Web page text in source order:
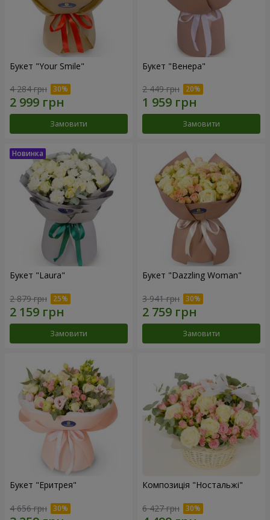
Букет "Your Smile"
4 284 грн
Замовити
Букет "Венера"
2 449 грн
Замовити
Букет "Laura"
2 879 грн
Замовити
Букет "Dazzling Woman"
3 941 грн
Замовити
Букет "Еритрея"
4 656 грн
Композиція "Ностальжі"
6 427 грн